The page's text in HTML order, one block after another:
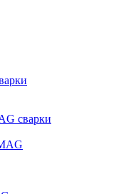
сварки